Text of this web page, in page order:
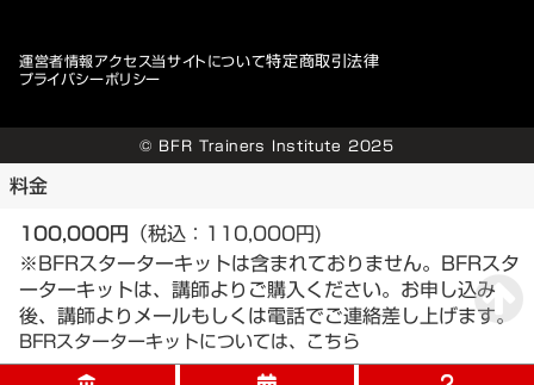
運営者情報アクセス当サイトについて特定商取引法律
プライバシーポリシー
© BFR Trainers Institute 2025
料金
100,000円 （税込：110,000円)
※BFRスターターキットは含まれておりません。BFRスタ
ーターキットは、講師よりご購入ください。お申し込み
後、講師よりメールもしくは電話でご連絡差し上げます。
BFRスターターキットについては、こちら